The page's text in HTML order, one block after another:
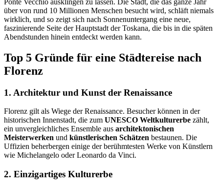
über von rund 10 Millionen Menschen besucht wird, schläft niemals
wirklich, und so zeigt sich nach Sonnenuntergang eine neue,
faszinierende Seite der Hauptstadt der Toskana, die bis in die späten
Abendstunden hinein entdeckt werden kann.
Top 5 Gründe für eine Städtereise nach
Florenz
1. Architektur und Kunst der Renaissance
Florenz gilt als Wiege der Renaissance. Besucher können in der
historischen Innenstadt, die zum UNESCO Weltkulturerbe zählt,
ein unvergleichliches Ensemble aus architektonischen
Meisterwerken und künstlerischen Schätzen bestaunen. Die
Uffizien beherbergen einige der berühmtesten Werke von Künstlern
wie Michelangelo oder Leonardo da Vinci.
2. Einzigartiges Kulturerbe